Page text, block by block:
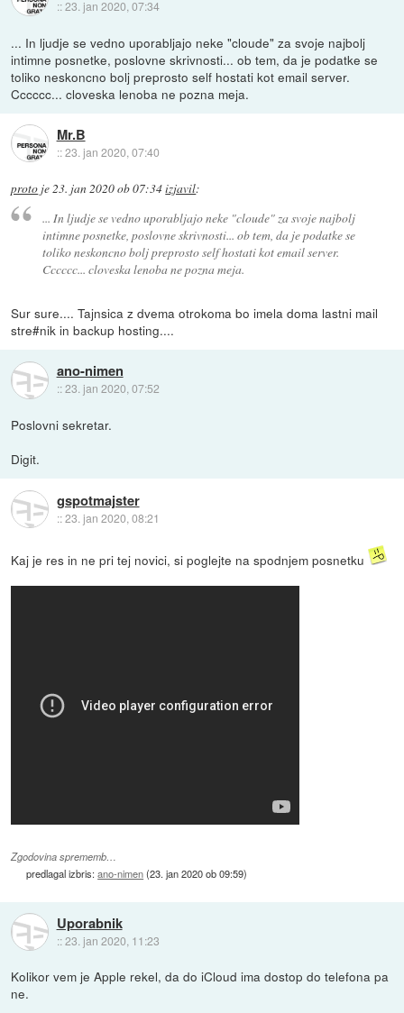
::23. jan 2020, 07:34
... In ljudje se vedno uporabljajo neke "cloude" za svoje najbolj
intimne posnetke, poslovne skrivnosti... ob tem, da je podatke se
toliko neskoncno bolj preprosto self hostati kot email server.
Cccccc... cloveska lenoba ne pozna meja.
Mr.B
::23. jan 2020, 07:40
proto je23. jan 2020 ob 07:34izjavil:
... In ljudje se vedno uporabljajo neke "cloude" za svoje najbolj
intimne posnetke, poslovne skrivnosti... ob tem, da je podatke se
toliko neskoncno bolj preprosto self hostati kot email server.
Cccccc... cloveska lenoba ne pozna meja.
Sur sure.... Tajnsica z dvema otrokoma bo imela doma lastni mail
stre#nik in backup hosting....
ano-nimen
::23. jan 2020, 07:52
Poslovni sekretar.
Digit.
gspotmajster
::23. jan 2020, 08:21
Kaj je res in ne pri tej novici, si poglejte na spodnjem posnetku
Zgodovina sprememb…
predlagal izbris:ano-nimen(23. jan 2020 ob 09:59)
Uporabnik
::23. jan 2020, 11:23
Kolikor vem je Apple rekel, da do iCloud ima dostop do telefona pa
ne.